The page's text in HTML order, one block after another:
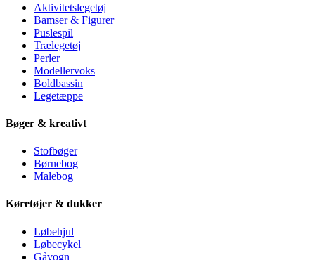
Aktivitetslegetøj
Bamser & Figurer
Puslespil
Trælegetøj
Perler
Modellervoks
Boldbassin
Legetæppe
Bøger & kreativt
Stofbøger
Børnebog
Malebog
Køretøjer & dukker
Løbehjul
Løbecykel
Gåvogn